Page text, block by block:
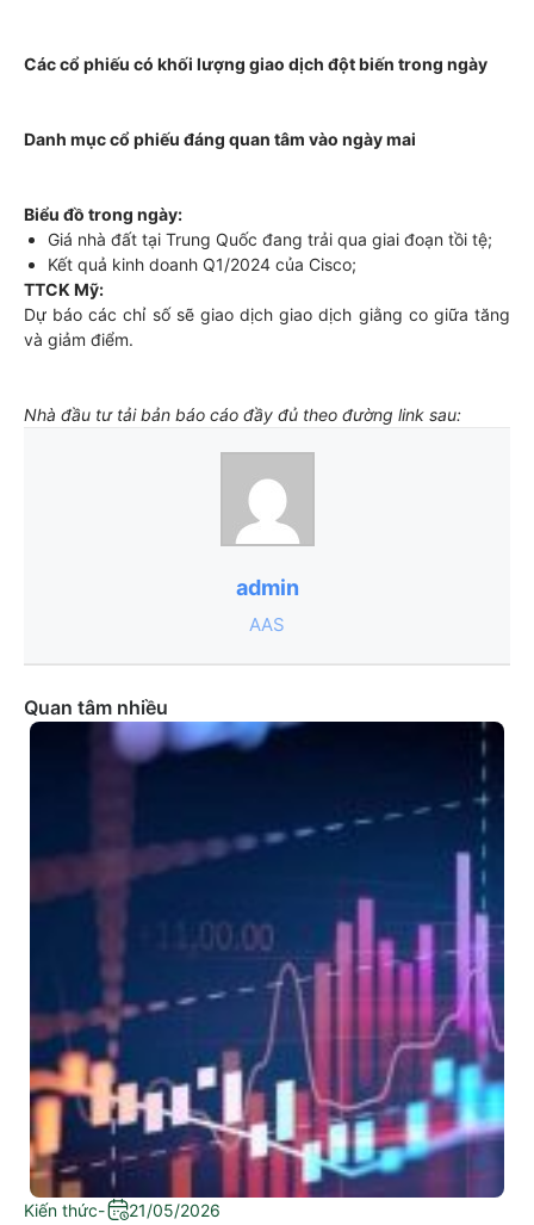
Các cổ phiếu có khối lượng giao dịch đột biến trong ngày
Danh mục cổ phiếu đáng quan tâm vào ngày mai
Biểu đồ trong ngày:
Giá nhà đất tại Trung Quốc đang trải qua giai đoạn tồi tệ;
Kết quả kinh doanh Q1/2024 của Cisco;
TTCK Mỹ:
Dự báo các chỉ số sẽ giao dịch giao dịch giằng co giữa tăng
và giảm điểm.
Nhà đầu tư tải bản báo cáo đầy đủ theo đường link sau:
admin
AAS
Quan tâm nhiều
Kiến thức-
21/05/2026